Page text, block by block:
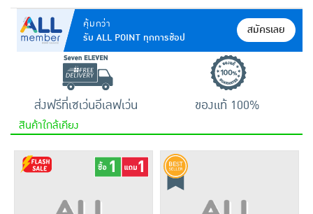
คุ้มกว่า
รับ ALL POINT ทุกการช้อป
สมัครเลย
ส่งฟรีที่เซเว่นอีเลฟเว่น ของแท้ 100%
สินค้าใกล้เคียง